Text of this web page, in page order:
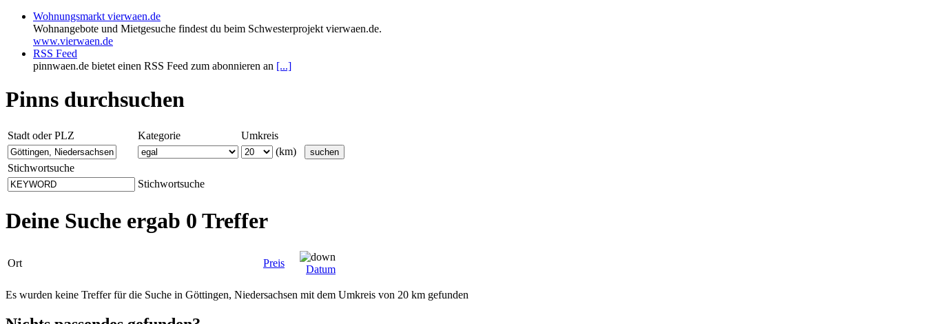
Wohnungsmarkt vierwaen.de
Wohnangebote und Mietgesuche findest du beim Schwesterprojekt vierwaen.de.
www.vierwaen.de
RSS Feed
pinnwaen.de bietet einen RSS Feed zum abonnieren an [...]
Pinns durchsuchen
Stadt oder PLZ Kategorie
Umkreis
(km)
Stichwortsuche
Stichwortsuche
Deine Suche ergab 0 Treffer
Ort Preis
Datum
Es wurden keine Treffer für die Suche in Göttingen, Niedersachsen mit dem Umkreis von 20 km gefunden